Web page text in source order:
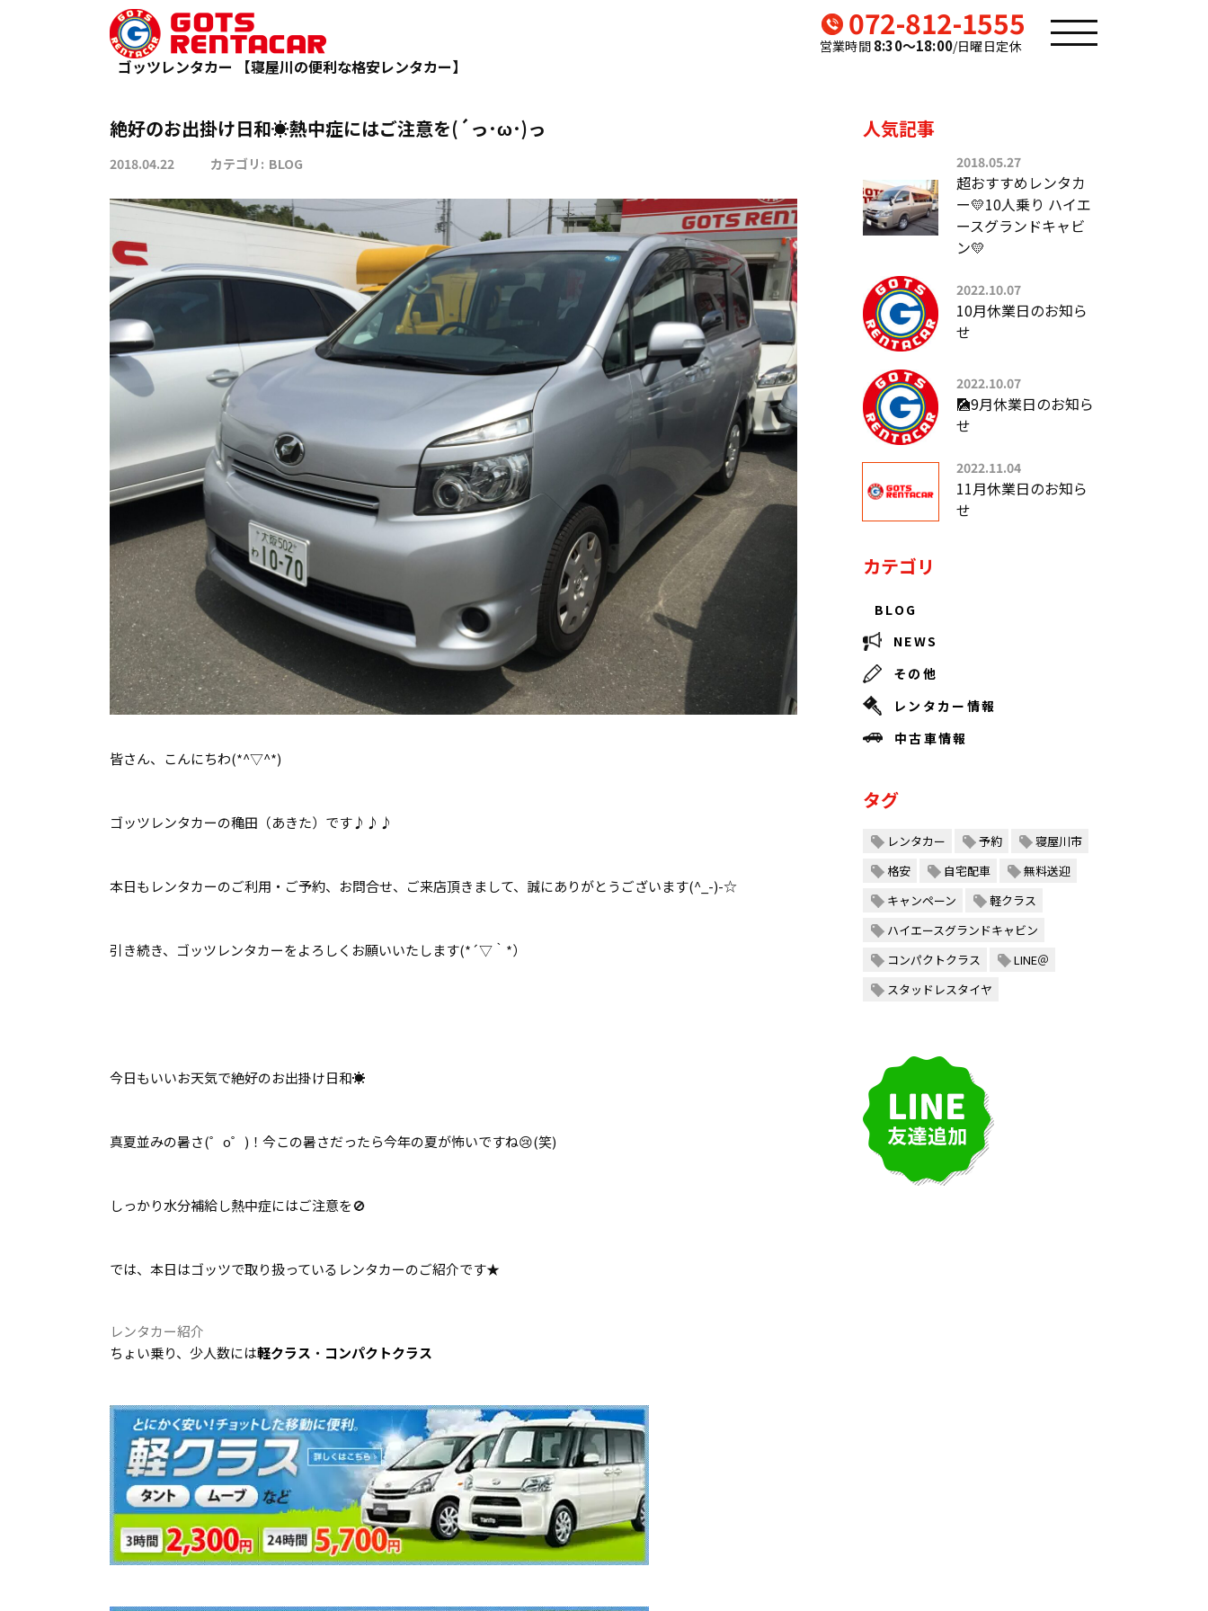
ゴッツレンタカー 【寝屋川の便利な格安レンタカー】
072-812-1555
営業時間 8:30〜18:00/日曜日定休
TOP BLOG 絶好のお出掛け日和☀熱中症にはご注意を(´っ･ω･)っ
絶好のお出掛け日和☀熱中症にはご注意を(´っ･ω･)っ
2018.04.22 カテゴリ: BLOG
皆さん、こんにちわ(*^▽^*)
ゴッツレンタカーの穐田（あきた）です♪♪♪
本日もレンタカーのご利用・ご予約、お問合せ、ご来店頂きまして、誠にありがとうございます(^_-)-☆
引き続き、ゴッツレンタカーをよろしくお願いいたします(*´▽｀*）
今日もいいお天気で絶好のお出掛け日和☀
真夏並みの暑さ(゜o゜)！今この暑さだったら今年の夏が怖いですね😢(笑)
しっかり水分補給し熱中症にはご注意を🚫
では、本日はゴッツで取り扱っているレンタカーのご紹介です★
レンタカー紹介
ちょい乗り、少人数には軽クラス ・ コンパクトクラス
人気記事
2018.05.27
超おすすめレンタカ
ー💛10人乗り ハイエ
ースグランドキャビ
ン💛
2022.10.07
10月休業日のお知ら
せ
2022.10.07
🎑9月休業日のお知ら
せ
2022.11.04
11月休業日のお知ら
せ
カテゴリ
BLOG
NEWS
その他
レンタカー情報
中古車情報
タグ
レンタカー 予約
寝屋川市
格安
自宅配車
無料送迎
キャンペーン
軽クラス
ハイエースグランドキャビン
コンパクトクラス
LINE＠
スタッドレスタイヤ